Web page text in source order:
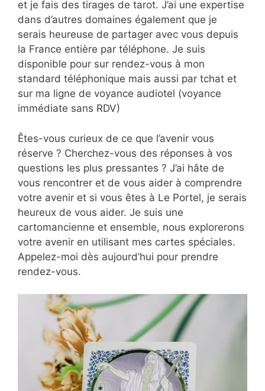
et je fais des tirages de tarot. J’ai une expertise
dans d’autres domaines également que je
serais heureuse de partager avec vous depuis
la France entière par téléphone. Je suis
disponible pour sur rendez-vous à mon
standard téléphonique mais aussi par tchat et
sur ma ligne de voyance audiotel (voyance
immédiate sans RDV)
Êtes-vous curieux de ce que l’avenir vous
réserve ? Cherchez-vous des réponses à vos
questions les plus pressantes ? J’ai hâte de
vous rencontrer et de vous aider à comprendre
votre avenir et si vous êtes à Le Portel, je serais
heureux de vous aider. Je suis une
cartomancienne et ensemble, nous explorerons
votre avenir en utilisant mes cartes spéciales.
Appelez-moi dès aujourd’hui pour prendre
rendez-vous.